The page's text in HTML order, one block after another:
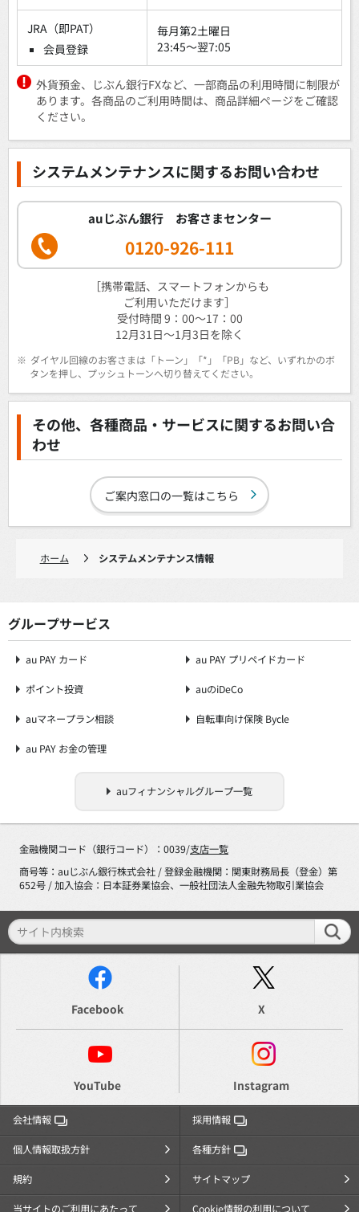
JRA（即PAT）
会員登録
毎月第2土曜日
23:45～翌7:05
外貨預金、じぶん銀行FXなど、一部商品の利用時間に制限が
あります。各商品のご利用時間は、商品詳細ページをご確認
ください。
システムメンテナンスに関するお問い合わせ
auじぶん銀行 お客さまセンター
0120-926-111
［携帯電話、スマートフォンからも
ご利用いただけます］
受付時間 9：00～17：00
12月31日～1月3日を除く
※ ダイヤル回線のお客さまは「トーン」「*」「PB」など、いずれかのボ
タンを押し、プッシュトーンへ切り替えてください。
その他、各種商品・サービスに関するお問い合
わせ
ご案内窓口の一覧はこちら
ホーム システムメンテナンス情報
グループサービス
au PAY カード au PAY プリペイドカード
ポイント投資 auのiDeCo
auマネープラン相談 自転車向け保険 Bycle
au PAY お金の管理
auフィナンシャルグループ一覧
金融機関コード（銀行コード）：0039/支店一覧
商号等：auじぶん銀行株式会社 / 登録金融機関：関東財務局長（登金）第
652号 / 加入協会：日本証券業協会、一般社団法人金融先物取引業協会
Facebook X
YouTube Instagram
会社情報 採用情報
個人情報取扱方針 各種方針
規約 サイトマップ
当サイトのご利用にあたって Cookie情報の利用について